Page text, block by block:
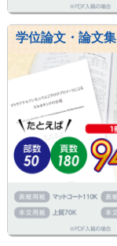
学位論文・論文集